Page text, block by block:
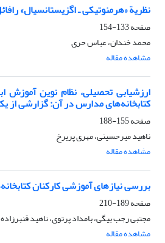
نظریة «هرمنوتیکی ـ اگزیستانسیال»
صفحه133-154
محمد خندان، عباس حری
مشاهده مقاله
ارزشیابی تحصیلی، نظام نوین آموزش
کتابخانه‌های مدارس در آن: گزارشی
صفحه155-188
ناهید میرحسینی، مهری پریرخ
مشاهده مقاله
بررسی نیازهای آموزشی کارکنان
صفحه189-210
مجتبی رجب بیگی، بامداد پرتوی، ناهید
مشاهده مقاله